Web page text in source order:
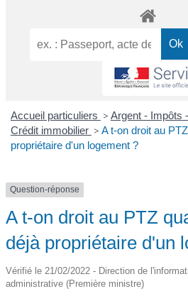
Accueil particuliers > Argent - Impôts
Crédit immobilier > A t-on droit au
propriétaire d'un logement ?
Question-réponse
A t-on droit au PTZ
déjà propriétaire d'un
Vérifié le 21/02/2022 - Direction de
administrative (Première ministre)